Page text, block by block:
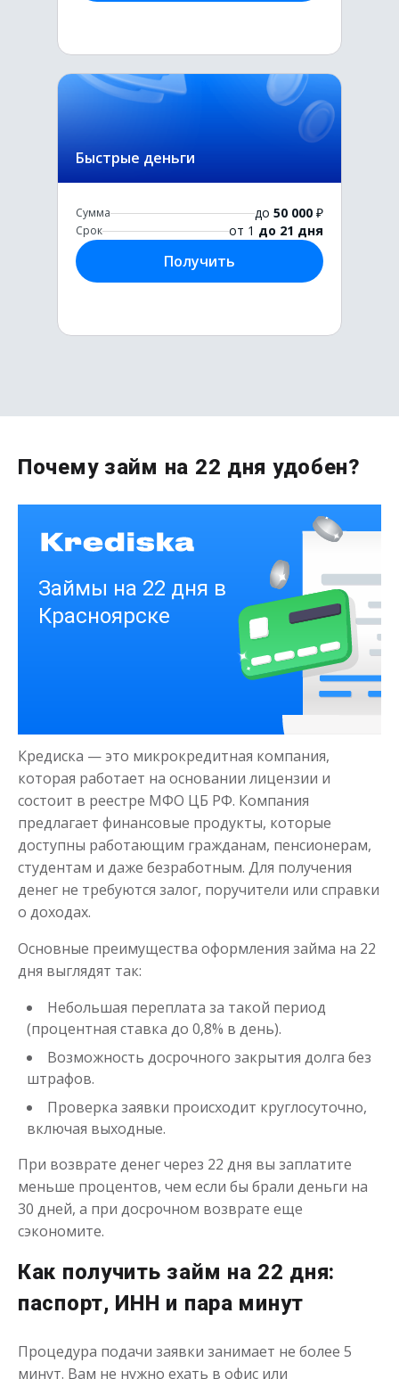
Быстрые деньги
Сумма до 50 000 ₽
Срок от 1 до 21 дня
Получить
Получить
Сумма до50 000₽
Срок от 1 до 21 дня
Получить
Моментальный займ
Сумма до50 000₽
Срок
Получить
Одолжим до 30 дней
Срок от 1до 30 дня
Почему займ на 22 дня удобен?
Кредиска — это микрокредитная компания,
которая работает на основании лицензии и
состоит в реестре МФО ЦБ РФ. Компания
предлагает финансовые продукты, которые
доступны работающим гражданам, пенсионерам,
студентам и даже безработным. Для получения
денег не требуются залог, поручители или справки
о доходах.
Основные преимущества оформления займа на 22
дня выглядят так:
Небольшая переплата за такой период
(процентная ставка до 0,8% в день).
Возможность досрочного закрытия долга без
штрафов.
Проверка заявки происходит круглосуточно,
включая выходные.
При возврате денег через 22 дня вы заплатите
меньше процентов, чем если бы брали деньги на
30 дней, а при досрочном возврате еще
сэкономите.
Как получить займ на 22 дня:
паспорт, ИНН и пара минут
Процедура подачи заявки занимает не более 5
минут. Вам не нужно ехать в офис или